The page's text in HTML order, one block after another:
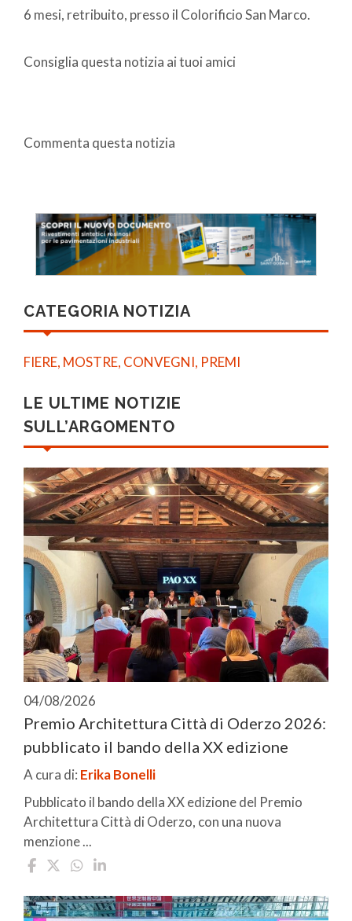
6 mesi, retribuito, presso il Colorificio San Marco.
Consiglia questa notizia ai tuoi amici
Commenta questa notizia
CATEGORIA NOTIZIA
FIERE, MOSTRE, CONVEGNI, PREMI
LE ULTIME NOTIZIE
SULL’ARGOMENTO
04/08/2026
Premio Architettura Città di Oderzo 2026:
pubblicato il bando della XX edizione
A cura di: Erika Bonelli
Pubblicato il bando della XX edizione del Premio
Architettura Città di Oderzo, con una nuova
menzione ...